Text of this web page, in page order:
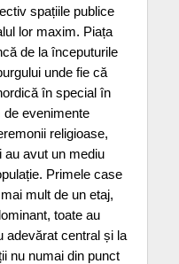
spațiile publice
lor maxim. Piața
de la începuturile
unde fie că
în special în
evenimente
religioase,
au avut un mediu
Primele case
mult de un etaj,
toate au
adevărat central și la
nu numai din punct